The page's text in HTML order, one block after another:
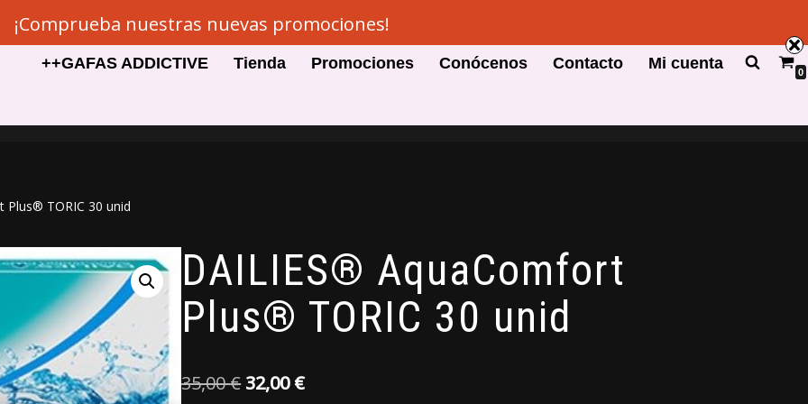
++GAFAS ADDICTIVE Tienda Promociones Conócenos Contacto Mi cuenta 0
Plus® TORIC 30 unid
DAILIES® AquaComfort
Plus® TORIC 30 unid
35,00€ 32,00€
¡Comprueba nuestras nuevas promociones!